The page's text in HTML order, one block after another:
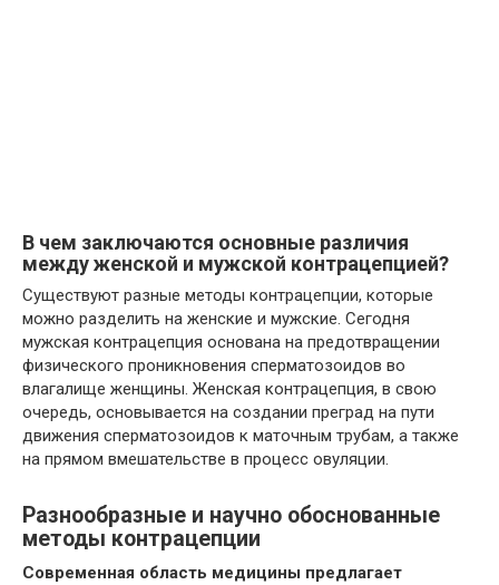
В чем заключаются основные различия
между женской и мужской контрацепцией?
Существуют разные методы контрацепции, которые
можно разделить на женские и мужские. Сегодня
мужская контрацепция основана на предотвращении
физического проникновения сперматозоидов во
влагалище женщины. Женская контрацепция, в свою
очередь, основывается на создании преград на пути
движения сперматозоидов к маточным трубам, а также
на прямом вмешательстве в процесс овуляции.
Разнообразные и научно обоснованные
методы контрацепции
Современная область медицины предлагает